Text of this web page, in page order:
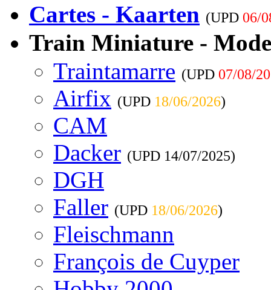
Cartes - Kaarten (UPD 06/
Train Miniature -
Traintamarre (UPD 07/08/
Airfix (UPD 18/06/2026)
CAM
Dacker (UPD 14/07/2025)
DGH
Faller (UPD 18/06/2026)
Fleischmann
François de Cuyper